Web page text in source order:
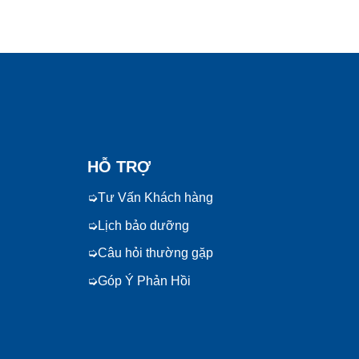
HỖ TRỢ
Tư Vấn Khách hàng
Lịch bảo dưỡng
Câu hỏi thường gặp
Góp Ý Phản Hồi